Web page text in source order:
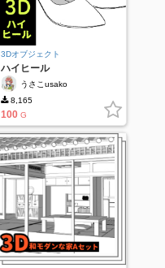
3Dオブジェクト
ハイヒール
うさこusako
8,165
100 G